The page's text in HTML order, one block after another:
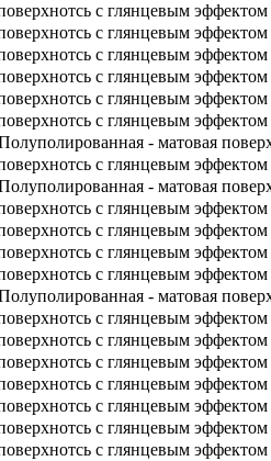
с глянцевым эффектом
с глянцевым эффектом
с глянцевым эффектом
с глянцевым эффектом
с глянцевым эффектом
с глянцевым эффектом
- матовая
с глянцевым эффектом
- матовая
с глянцевым эффектом
с глянцевым эффектом
с глянцевым эффектом
с глянцевым эффектом
- матовая
с глянцевым эффектом
с глянцевым эффектом
с глянцевым эффектом
с глянцевым эффектом
с глянцевым эффектом
с глянцевым эффектом
с глянцевым эффектом